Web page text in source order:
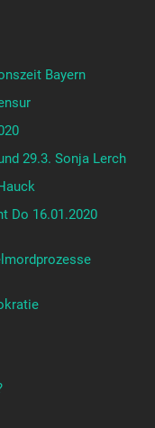
Bayern
29.3. Sonja Lerch
Do 16.01.2020